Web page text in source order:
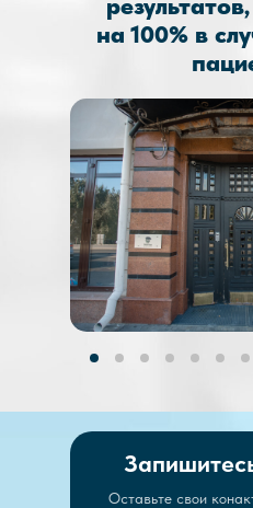
на 100% в
Оставьте свои